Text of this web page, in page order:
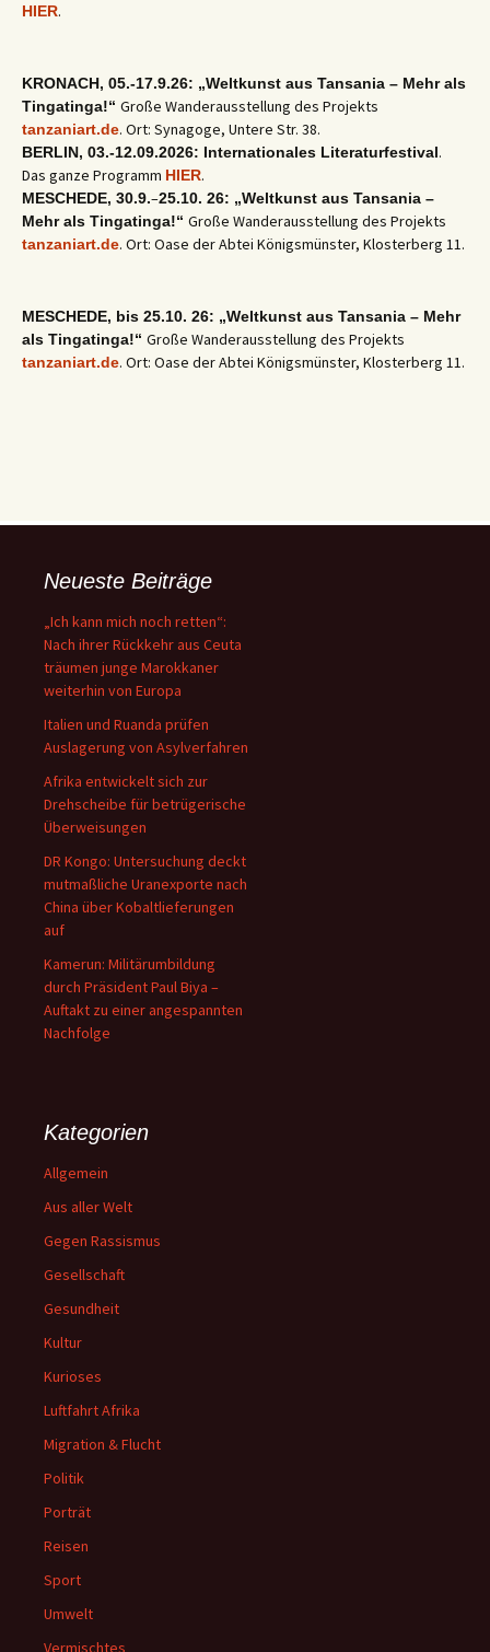
HIER.
KRONACH, 05.-17.9.26: „Weltkunst aus Tansania – Mehr als
Tingatinga!“ Große Wanderausstellung des Projekts
tanzaniart.de. Ort: Synagoge, Untere Str. 38.
BERLIN, 03.-12.09.2026: Internationales Literaturfestival.
Das ganze Programm HIER.
MESCHEDE, 30.9.–25.10. 26: „Weltkunst aus Tansania –
Mehr als Tingatinga!“ Große Wanderausstellung des Projekts
tanzaniart.de. Ort: Oase der Abtei Königsmünster, Klosterberg 11.
MESCHEDE, bis 25.10. 26: „Weltkunst aus Tansania – Mehr
als Tingatinga!“ Große Wanderausstellung des Projekts
tanzaniart.de. Ort: Oase der Abtei Königsmünster, Klosterberg 11.
Neueste Beiträge
„Ich kann mich noch retten“:
Nach ihrer Rückkehr aus Ceuta
träumen junge Marokkaner
weiterhin von Europa
Italien und Ruanda prüfen
Auslagerung von Asylverfahren
Afrika entwickelt sich zur
Drehscheibe für betrügerische
Überweisungen
DR Kongo: Untersuchung deckt
mutmaßliche Uranexporte nach
China über Kobaltlieferungen
auf
Kamerun: Militärumbildung
durch Präsident Paul Biya –
Auftakt zu einer angespannten
Nachfolge
Kategorien
Allgemein
Aus aller Welt
Gegen Rassismus
Gesellschaft
Gesundheit
Kultur
Kurioses
Luftfahrt Afrika
Migration & Flucht
Politik
Porträt
Reisen
Sport
Umwelt
Vermischtes